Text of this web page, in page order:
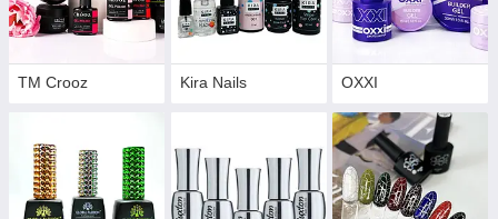
ТМ Crooz Kira Nails OXXI